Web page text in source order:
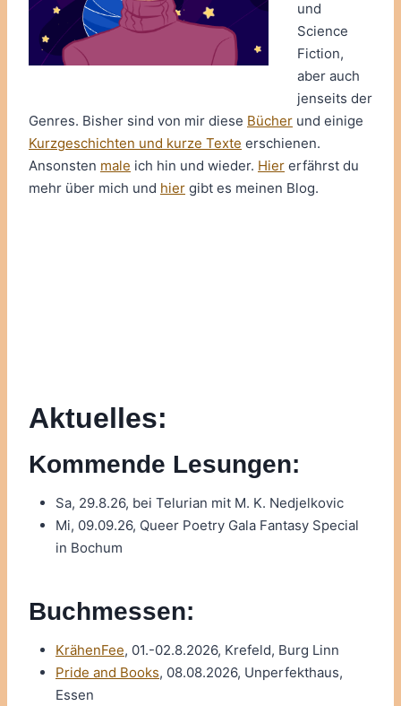
und
Science
Fiction,
aber auch
jenseits der
Genres. Bisher sind von mir diese Bücher und einige
Kurzgeschichten und kurze Texte erschienen.
Ansonsten male ich hin und wieder. Hier erfährst du
mehr über mich und hier gibt es meinen Blog.
Aktuelles:
Kommende Lesungen:
Sa, 29.8.26, bei Telurian mit M. K. Nedjelkovic
Mi, 09.09.26, Queer Poetry Gala Fantasy Special
in Bochum
Buchmessen:
KrähenFee, 01.-02.8.2026, Krefeld, Burg Linn
Pride and Books, 08.08.2026, Unperfekthaus,
Essen